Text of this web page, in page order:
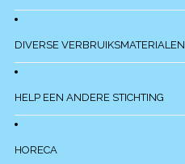
DIVERSE VERBRUIKSMATERIALEN
HELP EEN ANDERE STICHTING
HORECA